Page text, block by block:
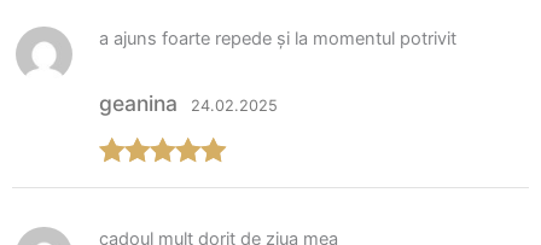
Evaluat la5
geanina 24.02.2025
a ajuns foarte repede și la momentul potrivit
cadoul mult dorit de ziua mea